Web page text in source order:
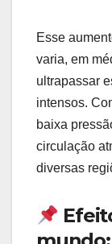
Esse
varia, em
ultrapassar
intensos.
baixa
circulação
diversas